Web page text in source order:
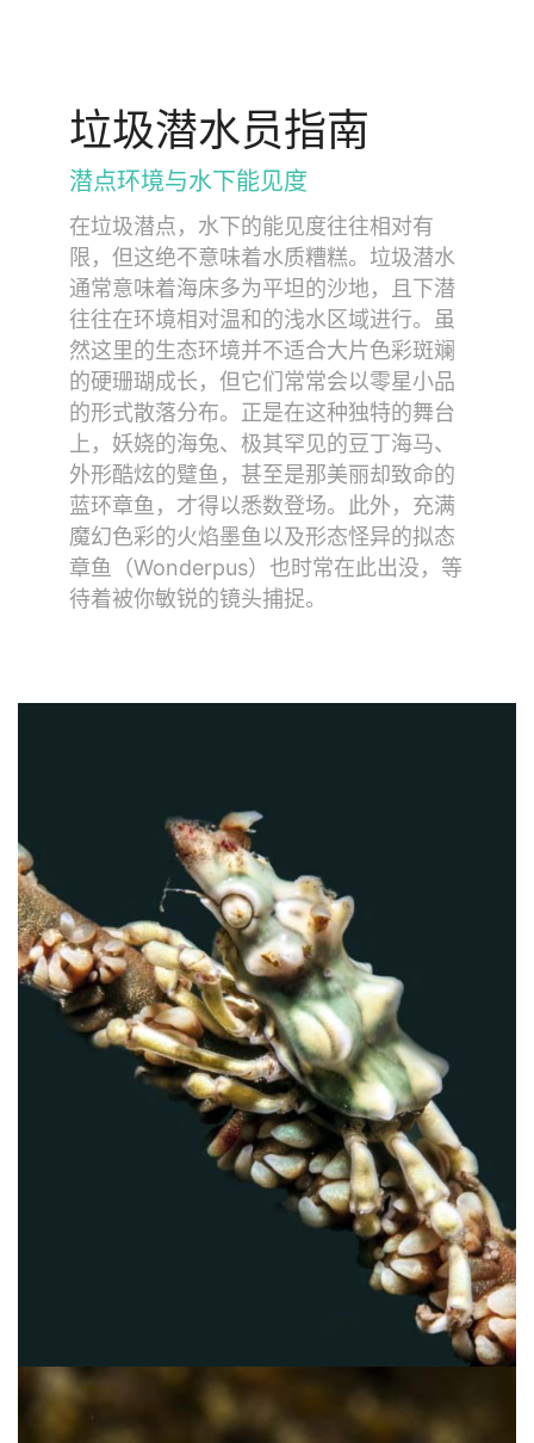
垃圾潜水员指南
潜点环境与水下能见度
在垃圾潜点，水下的能见度往往相对有
限，但这绝不意味着水质糟糕。垃圾潜水
通常意味着海床多为平坦的沙地，且下潜
往往在环境相对温和的浅水区域进行。虽
然这里的生态环境并不适合大片色彩斑斓
的硬珊瑚成长，但它们常常会以零星小品
的形式散落分布。正是在这种独特的舞台
上，妖娆的海兔、极其罕见的豆丁海马、
外形酷炫的躄鱼，甚至是那美丽却致命的
蓝环章鱼，才得以悉数登场。此外，充满
魔幻色彩的火焰墨鱼以及形态怪异的拟态
章鱼（Wonderpus）也时常在此出没，等
待着被你敏锐的镜头捕捉。